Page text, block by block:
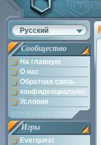
Русский
Сообщество
На главную
О нас
Обратная связь
конфиденциально.
Условия
Игры
Everquest